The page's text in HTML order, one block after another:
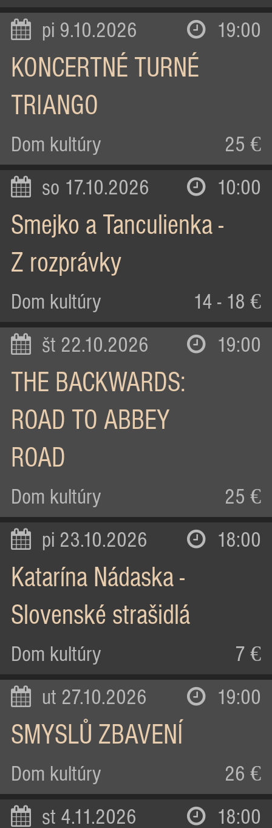
pi 9.10.2026 19:00
KONCERTNÉ TURNÉ
TRIANGO
Dom kultúry 25 €
so 17.10.2026 10:00
Smejko a Tanculienka -
Z rozprávky
Dom kultúry 14 - 18 €
št 22.10.2026 19:00
THE BACKWARDS:
ROAD TO ABBEY
ROAD
Dom kultúry 25 €
pi 23.10.2026 18:00
Katarína Nádaska -
Slovenské strašidlá
Dom kultúry 7 €
ut 27.10.2026 19:00
SMYSLŮ ZBAVENÍ
Dom kultúry 26 €
st 4.11.2026 18:00